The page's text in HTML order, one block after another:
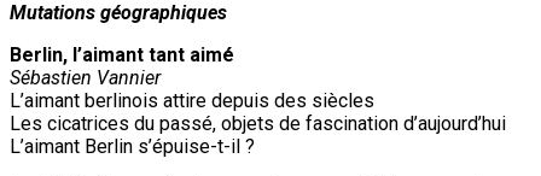
Mutations géographiques
Berlin, l’aimant tant aimé
Sébastien Vannier
L’aimant berlinois attire depuis des siècles
Les cicatrices du passé, objets de fascination d’aujourd’hui
L’aimant Berlin s’épuise-t-il ?